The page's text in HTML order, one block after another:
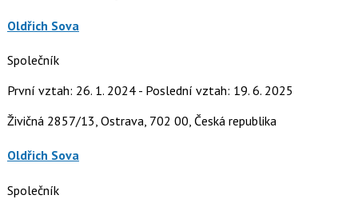
Oldřich Sova
Společník
První vztah: 26. 1. 2024 - Poslední vztah: 19. 6. 2025
Živičná 2857/13, Ostrava, 702 00, Česká republika
Oldřich Sova
Společník